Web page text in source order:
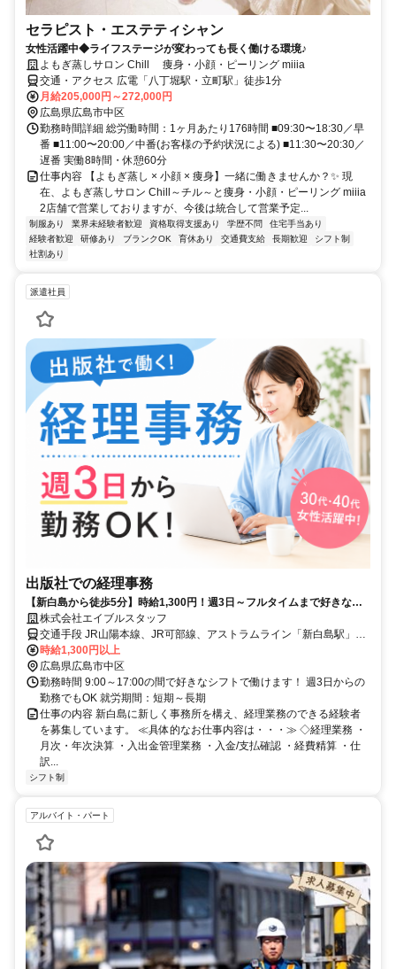
セラピスト・エステティシャン
女性活躍中◆ライフステージが変わっても長く働ける環境♪
よもぎ蒸しサロン Chill 痩身・小顔・ピーリング miiia
交通・アクセス 広電「八丁堀駅・立町駅」徒歩1分
月給205,000円～272,000円
広島県広島市中区
勤務時間詳細 総労働時間：1ヶ月あたり176時間 ■09:30〜18:30／早
番 ■11:00〜20:00／中番(お客様の予約状況による) ■11:30〜20:30／
遅番 実働8時間・休憩60分
仕事内容 【よもぎ蒸し × 小顔 × 痩身】一緒に働きませんか？✨ 現
在、よもぎ蒸しサロン Chill～チル～と痩身・小顔・ピーリング miiia
2店舗で営業しておりますが、今後は統合して営業予定...
制服あり 業界未経験者歓迎 資格取得支援あり 学歴不問
住宅手当あり
経験者歓迎
研修あり ブランクOK 育休あり 交通費支給 長期歓迎
シフト制
社割あり
派遣社員
出版社での経理事務
【新白島から徒歩5分】時給1,300円！週3日～フルタイムまで好きな時
間で働けます！会計ソフト入力など
株式会社エイブルスタッフ
交通手段 JR山陽本線、JR可部線、アストラムライン「新白島駅」徒
歩5分
時給1,300円以上
広島県広島市中区
勤務時間 9:00～17:00の間で好きなシフトで働けます！ 週3日からの
勤務でもOK 就労期間：短期～長期
仕事の内容 新白島に新しく事務所を構え、経理業務のできる経験者
を募集しています。 ≪具体的なお仕事内容は・・・≫ ◇経理業務 ・
月次・年次決算 ・入出金管理業務 ・入金/支払確認 ・経費精算 ・仕
訳...
シフト制
アルバイト・パート